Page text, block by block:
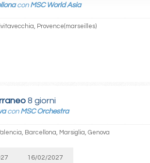
con MSC World Asia
Provence(marseilles)
8 giorni
con MSC Orchestra
Barcellona, Marsiglia, Genova
16/02/2027